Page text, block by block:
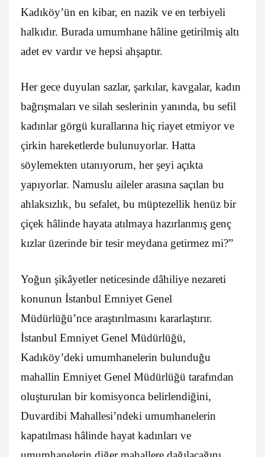
Kadıköy’ün en kibar, en nazik ve en terbiyeli
halkıdır. Burada umumhane hâline getirilmiş altı
adet ev vardır ve hepsi ahşaptır.
Her gece duyulan sazlar, şarkılar, kavgalar, kadın
bağrışmaları ve silah seslerinin yanında, bu sefil
kadınlar görgü kurallarına hiç riayet etmiyor ve
çirkin hareketlerde bulunuyorlar. Hatta
söylemekten utanıyorum, her şeyi açıkta
yapıyorlar. Namuslu aileler arasına saçılan bu
ahlaksızlık, bu sefalet, bu müptezellik henüz bir
çiçek hâlinde hayata atılmaya hazırlanmış genç
kızlar üzerinde bir tesir meydana getirmez mi?”
Yoğun şikâyetler neticesinde dâhiliye nezareti
konunun İstanbul Emniyet Genel
Müdürlüğü’nce araştırılmasını kararlaştırır.
İstanbul Emniyet Genel Müdürlüğü,
Kadıköy’deki umumhanelerin bulunduğu
mahallin Emniyet Genel Müdürlüğü tarafından
oluşturulan bir komisyonca belirlendiğini,
Duvardibi Mahallesi’ndeki umumhanelerin
kapatılması hâlinde hayat kadınları ve